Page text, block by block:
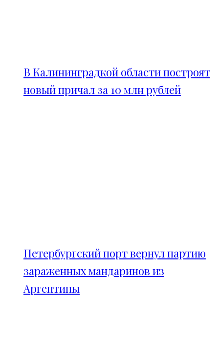
В Калининградкой области построят
новый причал за 10 млн рублей
Петербургский порт вернул партию
зараженных мандаринов из
Аргентины